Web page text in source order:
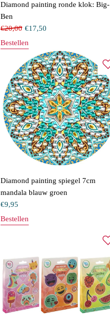
Diamond painting ronde klok: Big-
Ben
€20,00 €17,50
Bestellen
Diamond painting spiegel 7cm
mandala blauw groen
€9,95
Bestellen